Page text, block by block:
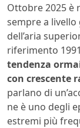
Ottobre 2025 è
sempre a
dell’aria
riferimento
tendenza
con crescente
parlano di
ne è uno degli
estremi più